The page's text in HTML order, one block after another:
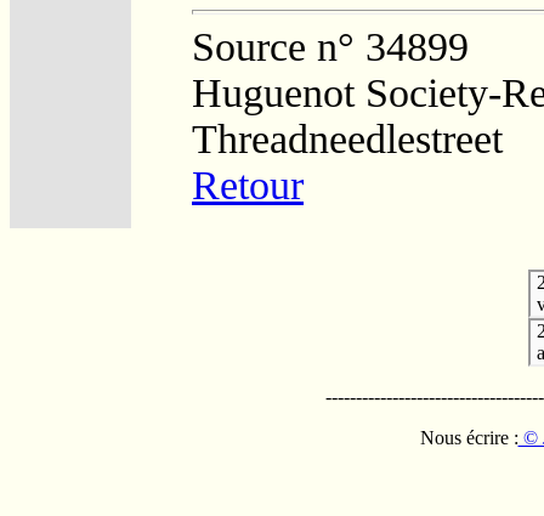
Source n° 34899
Huguenot Society-
Threadneedlestreet
Retour
Nous écrire : ©